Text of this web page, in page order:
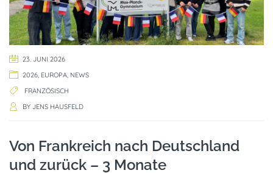
23. JUNI 2026
2026 EUROPA NEWS
FRANZÖSISCH
BY JENS HAUSFELD
Von Frankreich nach Deutschland
und zurück – 3 Monate